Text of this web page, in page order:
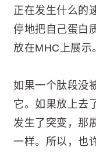
正在发生什么的
停地把自己蛋白
放在MHC上展示
如果一个肽段没
它。如果放上去
发生了突变，那
一样。所以，也